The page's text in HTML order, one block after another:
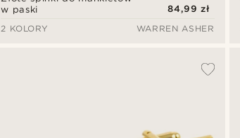
w paski
84,99 zł
2 KOLORY
WARREN ASHER